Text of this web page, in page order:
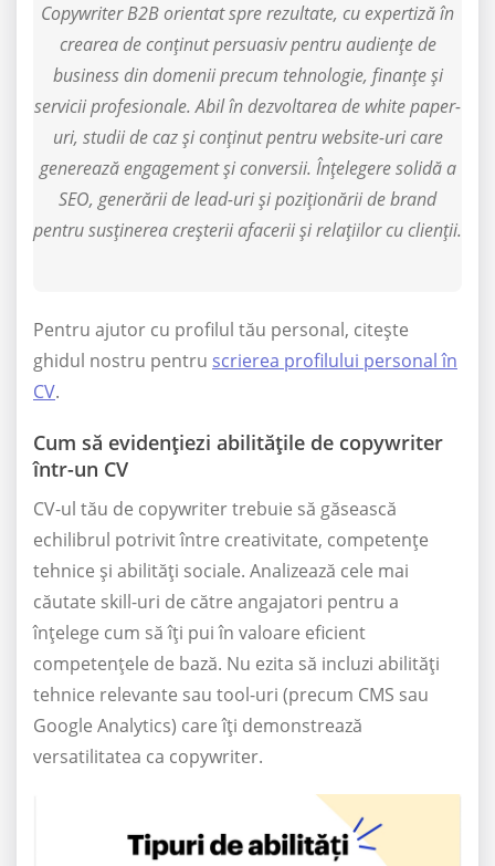
Copywriter B2B orientat spre rezultate, cu expertiză în
crearea de conținut persuasiv pentru audiențe de
business din domenii precum tehnologie, finanțe și
servicii profesionale. Abil în dezvoltarea de white paper-
uri, studii de caz și conținut pentru website-uri care
generează engagement și conversii. Înțelegere solidă a
SEO, generării de lead-uri și poziționării de brand
pentru susținerea creșterii afacerii și relațiilor cu clienții.
Pentru ajutor cu profilul tău personal, citește
ghidul nostru pentru scrierea profilului personal în
CV.
Cum să evidențiezi abilitățile de copywriter
într-un CV
CV-ul tău de copywriter trebuie să găsească
echilibrul potrivit între creativitate, competențe
tehnice și abilități sociale. Analizează cele mai
căutate skill-uri de către angajatori pentru a
înțelege cum să îți pui în valoare eficient
competențele de bază. Nu ezita să incluzi abilități
tehnice relevante sau tool-uri (precum CMS sau
Google Analytics) care îți demonstrează
versatilitatea ca copywriter.